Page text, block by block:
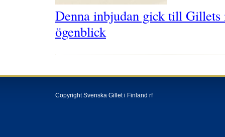
Denna inbjudan gick till
ögenblick
Copyright Svenska Gillet i Finland rf